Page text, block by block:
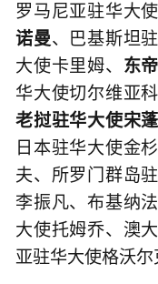
罗马尼亚驻华大
诺曼、巴基斯坦
大使卡里姆、 东
华大使切尔维亚
老挝驻华大使宋蓬
日本驻华大使金
夫、所罗门群岛
李振凡、布基纳
大使托姆乔、澳
亚驻华大使格沃尔